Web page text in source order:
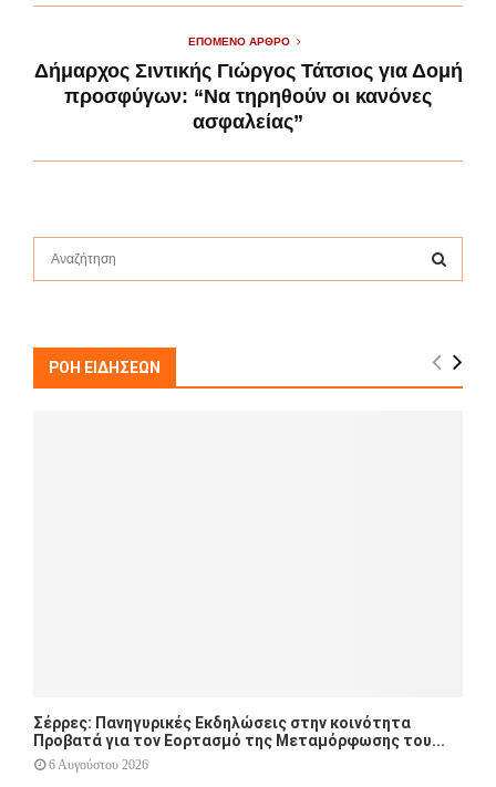
ΕΠΌΜΕΝΟ ΆΡΘΡΟ
Δήμαρχος Σιντικής Γιώργος Τάτσιος για Δομή
προσφύγων: “Να τηρηθούν οι κανόνες
ασφαλείας”
f
A
ΡΟΗ ΕΙΔΗΣΕΩΝ
Σέρρες: Πανηγυρικές Εκδηλώσεις στην κοινότητα
Προβατά για τον Εορτασμό της Μεταμόρφωσης του...
6 Αυγούστου 2026